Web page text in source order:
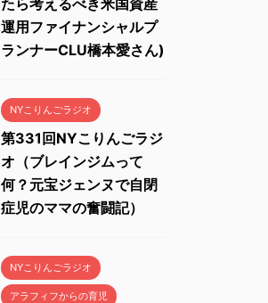
運用ファイナンシャルプ
ランナーCLU橋本愛さん)
NYこりんごラジオ
第331回NYこりんごラジ
オ（ブレインジムって
何？元宝ジェンヌで自閉
症児のママの奮闘記）
NYこりんごラジオ
アラフィフからの育児